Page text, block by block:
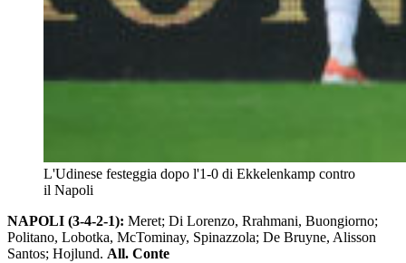
L'Udinese festeggia dopo l'1-0 di Ekkelenkamp contro
il Napoli
NAPOLI (3-4-2-1): Meret; Di Lorenzo, Rrahmani, Buongiorno;
Politano, Lobotka, McTominay, Spinazzola; De Bruyne, Alisson
Santos; Hojlund. All. Conte